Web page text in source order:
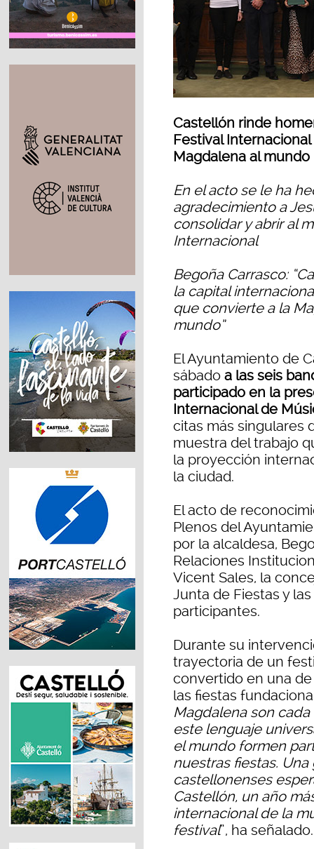
Castellón rinde
Festival
Magdalena al mundo
En el acto se le ha
agradecimiento a
consolidar y abrir al
Internacional
Begoña Carrasco:
la capital
que convierte a la
mundo”
El Ayuntamiento de
sábado a las seis
participado en la
Internacional de
citas más singulares
muestra del trabajo
la proyección
la ciudad.
El acto de
Plenos del
por la alcaldesa,
Relaciones
Vicent Sales, la
Junta de Fiestas y
participantes.
Durante su
trayectoria de un
convertido en una
las fiestas
Magdalena son
este lenguaje
el mundo formen
nuestras fiestas.
castellonenses
Castellón, un año
internacional de la
festival”, ha señalado.